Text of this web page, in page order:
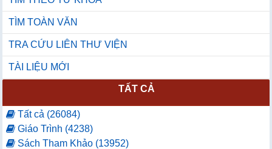
TÌM TOÀN VĂN
TRA CỨU LIÊN THƯ VIỆN
TÀI LIỆU MỚI
TẤT CẢ
Tất cả (26084)
Giáo Trình (4238)
Sách Tham Khảo (13952)